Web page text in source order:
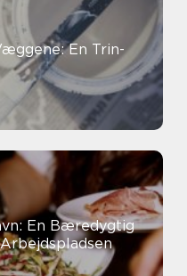
En Trin-
En Bæredygtig